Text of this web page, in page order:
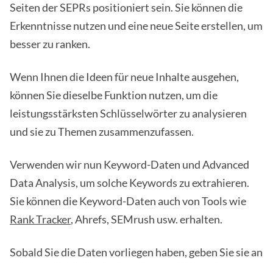
Seiten der SEPRs positioniert sein. Sie können die
Erkenntnisse nutzen und eine neue Seite erstellen, um
besser zu ranken.
Wenn Ihnen die Ideen für neue Inhalte ausgehen,
können Sie dieselbe Funktion nutzen, um die
leistungsstärksten Schlüsselwörter zu analysieren
und sie zu Themen zusammenzufassen.
Verwenden wir nun Keyword-Daten und Advanced
Data Analysis, um solche Keywords zu extrahieren.
Sie können die Keyword-Daten auch von Tools wie
Rank Tracker, Ahrefs, SEMrush usw. erhalten.
Sobald Sie die Daten vorliegen haben, geben Sie sie an